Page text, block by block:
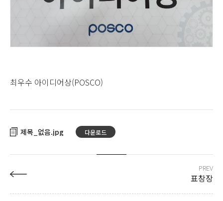
최우수 아이디어상(POSCO)
제목_없음 다운로드
PREV
표창장